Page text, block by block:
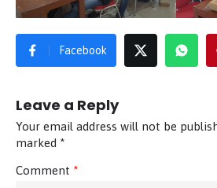
Facebook
Leave a Reply
Your email address will not be
marked *
Comment *